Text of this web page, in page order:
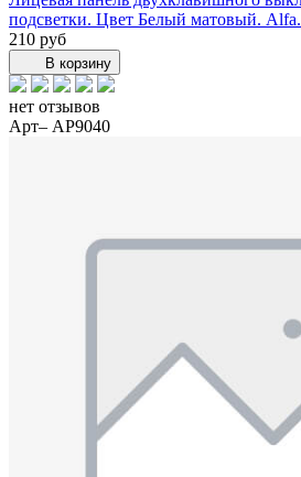
подсветки. Цвет Белый матовый.
210 руб
В корзину
нет отзывов
Арт– AP9040